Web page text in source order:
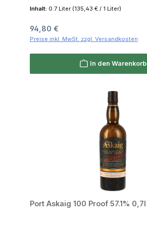
Inhalt: 0.7 Liter (135,43 € / 1 Liter)
Regulärer Preis:
94,80 €
Preise inkl. MwSt. zzgl. Versandkosten
In den Warenkorb
Port Askaig 100 Proof 57.1% 0,7l